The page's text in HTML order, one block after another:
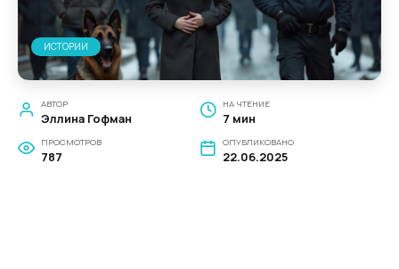
ИСТОРИИ
АВТОР
Эллина Гофман
НА ЧТЕНИЕ
7 мин
ПРОСМОТРОВ
787
ОПУБЛИКОВАНО
22.06.2025